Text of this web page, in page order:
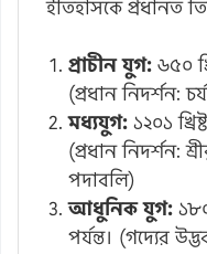
ইতিহাসকে প্রধানত
প্রাচীন যুগ: ৬৫০
(প্রধান নিদর্শন:
মধ্যযুগ: ১২০১
(প্রধান নিদর্শন:
পদাবলি)
আধুনিক যুগ:
পর্যন্ত। (গদ্যের